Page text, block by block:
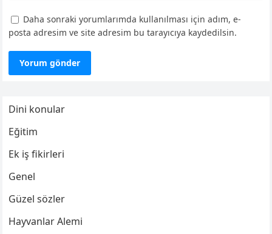
Daha sonraki yorumlarımda kullanılması için adım, e-
posta adresim ve site adresim bu tarayıcıya kaydedilsin.
Dini konular
Eğitim
Ek iş fikirleri
Genel
Güzel sözler
Hayvanlar Alemi